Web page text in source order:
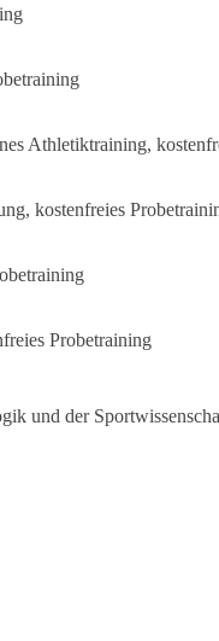
Athletiktraining,
kostenfreies
Probetraining
und der